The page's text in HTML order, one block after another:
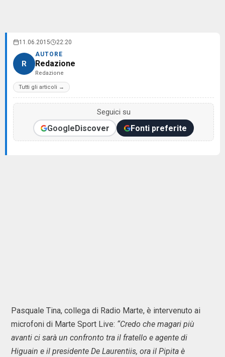
11.06.2015 22:20
R
AUTORE
Redazione
Redazione
Tutti gli articoli →
Seguici su
GoogleDiscover Fonti preferite
Pasquale Tina, collega di Radio Marte, è intervenuto ai
microfoni di Marte Sport Live: “Credo che magari più
avanti ci sarà un confronto tra il fratello e agente di
Higuain e il presidente De Laurentiis, ora il Pipita è